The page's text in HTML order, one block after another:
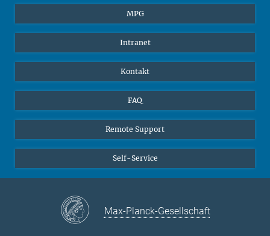
Alumni
Facebook
Instagram
YouTube
MPG
Intranet
Kontakt
FAQ
Remote Support
Self-Service
Max-Planck-Gesellschaft